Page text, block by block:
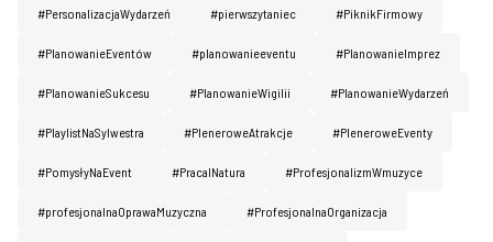
#PersonalizacjaWydarzeń #pierwszytaniec #PiknikFirmowy
#PlanowanieEventów #planowanieeventu #PlanowanieImprez
#PlanowanieSukcesu #PlanowanieWigilii #PlanowanieWydarzeń
#PlaylistNaSylwestra #PleneroweAtrakcje #PleneroweEventy
#PomysłyNaEvent #PracaINatura #ProfesjonalizmWmuzyce
#profesjonalnaOprawaMuzyczna #ProfesjonalnaOrganizacja